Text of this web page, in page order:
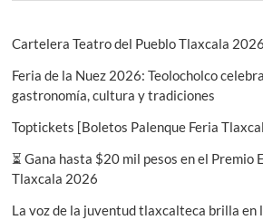
Cartelera Teatro del Pueblo Tlaxcala 2026
Feria de la Nuez 2026: Teolocholco
gastronomía, cultura y tradiciones
Toptickets [Boletos Palenque Feria
⏳ Gana hasta $20 mil pesos en el Premio
Tlaxcala 2026
La voz de la juventud tlaxcalteca brilla en